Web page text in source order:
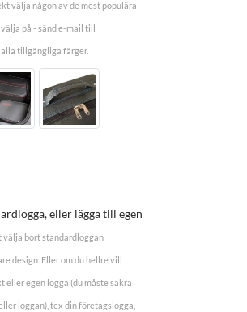
välja någon av de mest populära
på - sänd e-mail till
tillgängliga färger.
eller lägga till egen
välja bort standardloggan
design. Eller om du hellre vill
eller egen logga (du måste säkra
loggan), tex din företagslogga,